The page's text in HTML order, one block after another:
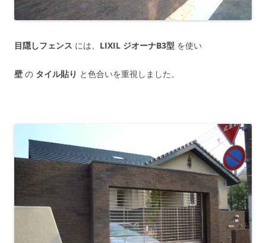
目隠しフェンス には、 LIXIL ジオーナB3型 を使い
壁 の タイル貼り と色合いを重視しました。